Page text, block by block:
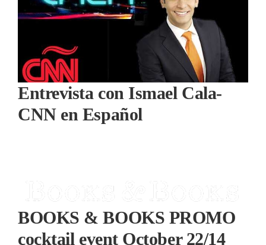
Entrevista con Ismael Cala-
CNN en Español
BOOKS & BOOKS PROMO
cocktail event October 22/14